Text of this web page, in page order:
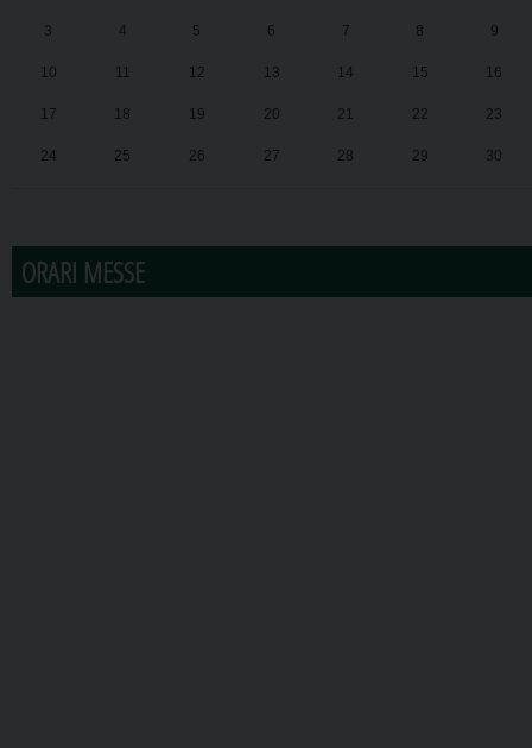
3 4 5 6 7 8 9
10 11 12 13 14 15 16
17 18 19 20 21 22 23
24 25 26 27 28 29 30
ORARI MESSE